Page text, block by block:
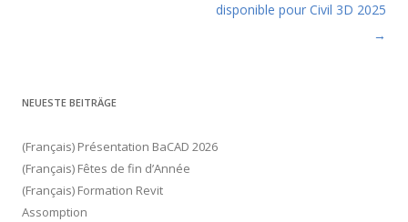
disponible pour Civil 3D 2025
→
NEUESTE BEITRÄGE
(Français) Présentation BaCAD 2026
(Français) Fêtes de fin d’Année
(Français) Formation Revit
Assomption